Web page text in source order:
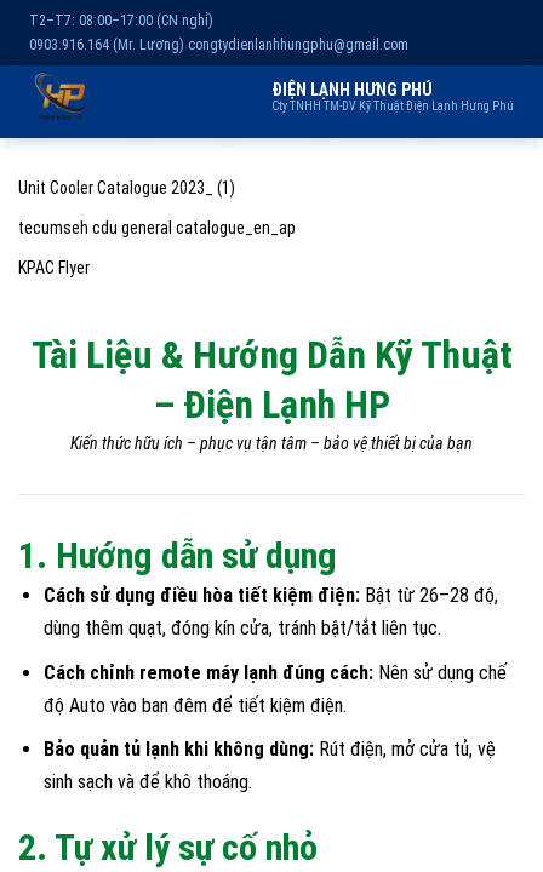
T2–T7: 08:00–17:00 (CN nghỉ)
0903.916.164 (Mr. Lương) congtydienlanhhungphu@gmail.com
ĐIỆN LẠNH HƯNG PHÚ
Cty TNHH TM-DV Kỹ Thuật Điện Lạnh Hưng Phú
đến
nội
Unit Cooler Catalogue 2023_ (1)
tecumseh cdu general catalogue_en_ap
KPAC Flyer
Tài Liệu & Hướng Dẫn Kỹ Thuật
– Điện Lạnh HP
Kiến thức hữu ích – phục vụ tận tâm – bảo vệ thiết bị của bạn
1. Hướng dẫn sử dụng
Cách sử dụng điều hòa tiết kiệm điện:Bật từ 26–28 độ,
dùng thêm quạt, đóng kín cửa, tránh bật/tắt liên tục.
Cách chỉnh remote máy lạnh đúng cách:Nên sử dụng chế
độ Auto vào ban đêm để tiết kiệm điện.
Bảo quản tủ lạnh khi không dùng:Rút điện, mở cửa tủ, vệ
sinh sạch và để khô thoáng.
2. Tự xử lý sự cố nhỏ